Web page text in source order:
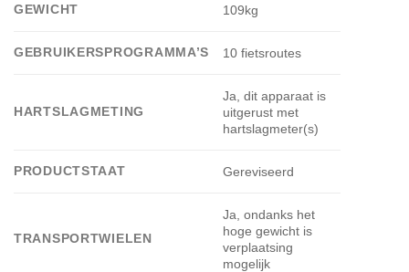
GEWICHT 109kg
GEBRUIKERSPROGRAMMA’S 10 fietsroutes
HARTSLAGMETING
Ja, dit apparaat is
uitgerust met
hartslagmeter(s)
PRODUCTSTAAT Gereviseerd
TRANSPORTWIELEN
Ja, ondanks het
hoge gewicht is
verplaatsing
mogelijk